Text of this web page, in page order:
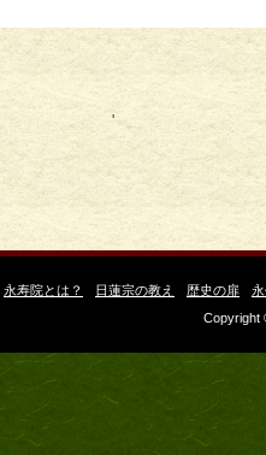
'
永寿院とは？ 日蓮宗の教え 歴史の扉
Copyright